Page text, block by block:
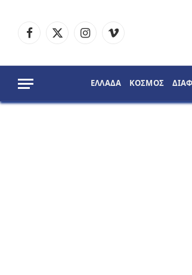
Facebook
X
InstagramVimeo
ΕΛΛΑΔΑ ΚΟΣΜΟΣ